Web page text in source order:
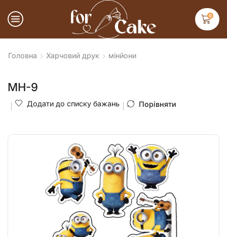
0
Головна Харчовий друк мінйони
МН-9
Додати до списку бажань Порівняти